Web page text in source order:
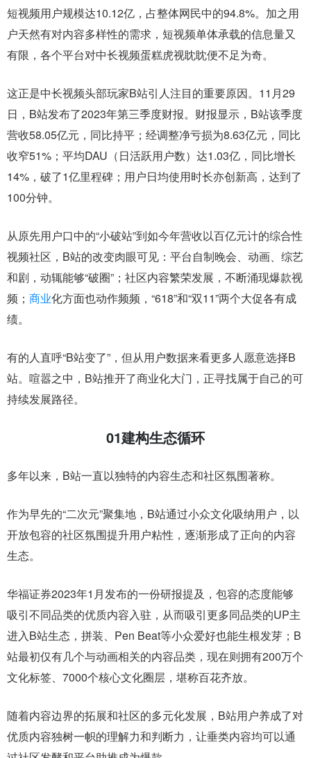
短视频用户规模达10.12亿，占整体网民中的94.8%。加之用
户天然有对内容多样性的需求，短视频单体承载的信息量又
有限，各个平台对中长视频蛋糕虎视眈眈便不足为奇。
这正是中长视频头部玩家B站引人注目的重要原因。11月29
日，B站发布了2023年第三季度财报。财报显示，B站该季度
营收58.05亿元，同比持平；经调整净亏损为8.63亿元，同比
收窄51%；平均DAU（日活跃用户数）达1.03亿，同比增长
14%，破了1亿里程碑；用户日均使用时长亦创新高，达到了
100分钟。
从原先用户口中的“小破站”到如今年营收以百亿元计的综合性
视频社区，B站的改变肉眼可见：平台自制晚会、动画、综艺
和剧，动辄能够“破圈”；社区内容繁荣发展，不断涌现爆款视
频； 商业化方面也动作频频，“618”和“双11”两个大促各有成
绩。
有的人直呼“B站变了”，但从用户数据来看更多人愿意选择B
站。喧嚣之中，B站推开了商业化大门，正寻找属于自己的可
持续发展路径。
01建构生态循环
多年以来，B站一直以独特的内容生态和社区氛围著称。
作为早先的“二次元”聚集地，B站通过小众文化吸纳用户，以
开放包容的社区氛围提升用户粘性，逐渐形成了正向的内容
生态。
华福证券2023年1月发布的一份研报提及，包容的态度能够
吸引不同品类的优质内容入驻，从而吸引更多同品类的UP主
进入B站生态，拼装、Pen Beat等小众爱好也能生根发芽；B
站最初仅有几个与动画相关的内容品类，现在则拥有200万个
文化标签、7000个核心文化圈层，堪称百花齐放。
随着内容边界的拓展和社区的多元化发展，B站用户养成了对
优质内容独树一帜的理解力和判断力，让垂类内容均可以通